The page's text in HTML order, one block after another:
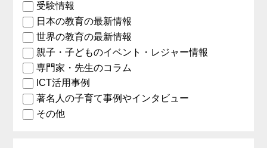
受験情報
日本の教育の最新情報
世界の教育の最新情報
親子・子どものイベント・レジャー情報
専門家・先生のコラム
ICT活用事例
著名人の子育て事例やインタビュー
その他